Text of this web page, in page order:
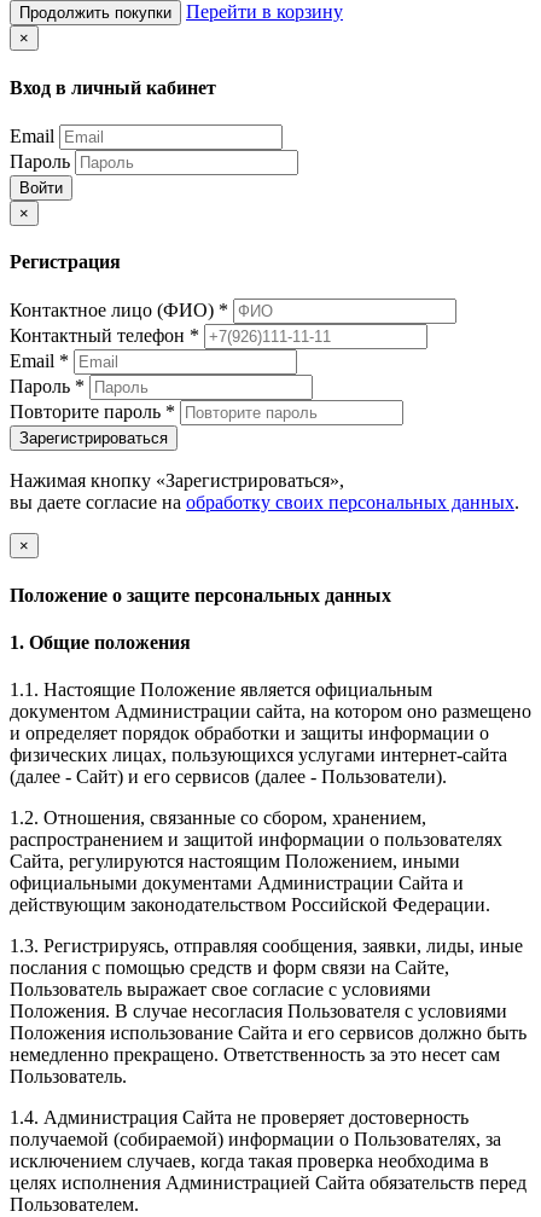
Продолжить покупки Перейти в корзину
×
Вход в личный кабинет
Email
Пароль
Войти
×
Регистрация
Контактное лицо (ФИО) *
Контактный телефон *
Email *
Пароль *
Повторите пароль *
Зарегистрироваться
Нажимая кнопку «Зарегистрироваться»,
вы даете согласие на обработку своих персональных данных.
×
Положение о защите персональных данных
1. Общие положения
1.1. Настоящие Положение является официальным
документом Администрации сайта, на котором оно размещено
и определяет порядок обработки и защиты информации о
физических лицах, пользующихся услугами интернет-сайта
(далее - Сайт) и его сервисов (далее - Пользователи).
1.2. Отношения, связанные со сбором, хранением,
распространением и защитой информации о пользователях
Сайта, регулируются настоящим Положением, иными
официальными документами Администрации Сайта и
действующим законодательством Российской Федерации.
1.3. Регистрируясь, отправляя сообщения, заявки, лиды, иные
послания с помощью средств и форм связи на Сайте,
Пользователь выражает свое согласие с условиями
Положения. В случае несогласия Пользователя с условиями
Положения использование Сайта и его сервисов должно быть
немедленно прекращено. Ответственность за это несет сам
Пользователь.
1.4. Администрация Сайта не проверяет достоверность
получаемой (собираемой) информации о Пользователях, за
исключением случаев, когда такая проверка необходима в
целях исполнения Администрацией Сайта обязательств перед
Пользователем.